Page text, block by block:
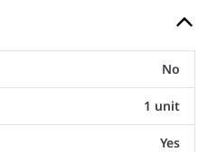
No
1 unit
Yes